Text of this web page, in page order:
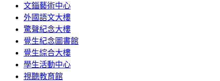
文錙藝術中心
外國語文大樓
驚聲紀念大樓
覺生紀念圖書館
覺生綜合大樓
學生活動中心
視聽教育館